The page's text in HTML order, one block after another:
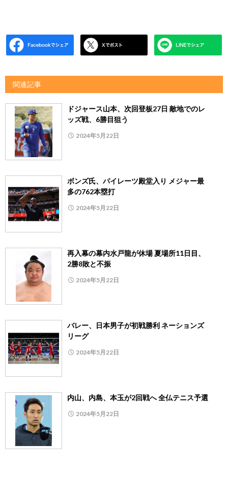
関連記事
ドジャース山本、次回登板27日 敵地でのレ
ッズ戦、6勝目狙う
2024年5月22日
ボンズ氏、パイレーツ殿堂入り メジャー最
多の762本塁打
2024年5月22日
再入幕の幕内水戸龍が休場 夏場所11日目、
2勝8敗と不振
2024年5月22日
バレー、日本男子が初戦勝利 ネーションズ
リーグ
2024年5月22日
内山、内島、本玉が2回戦へ 全仏テニス予選
2024年5月22日